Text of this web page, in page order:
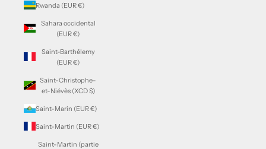
Rwanda (EUR €)
Sahara occidental
(EUR €)
Saint-Barthélemy
(EUR €)
Saint-Christophe-
et-Niévès (XCD $)
Saint-Marin (EUR €)
Saint-Martin (EUR €)
Saint-Martin (partie